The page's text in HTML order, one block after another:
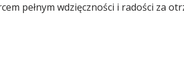
pełnym wdzięczności i radości za